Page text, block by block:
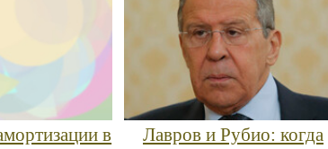
в
Лавров и Рубио: когда